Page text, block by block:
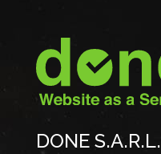
DONE S.A.R.L.